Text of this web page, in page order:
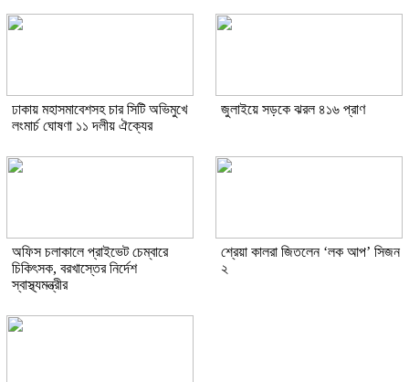
ঢাকায় মহাসমাবেশসহ চার সিটি অভিমুখে
লংমার্চ ঘোষণা ১১ দলীয় ঐক্যের
জুলাইয়ে সড়কে ঝরল ৪১৬ প্রাণ
অফিস চলাকালে প্রাইভেট চেম্বারে
চিকিৎসক, বরখাস্তের নির্দেশ
স্বাস্থ্যমন্ত্রীর
শ্রেয়া কালরা জিতলেন ‘লক আপ’ সিজন
২